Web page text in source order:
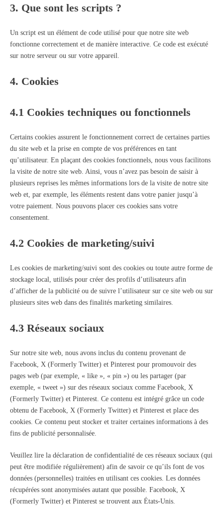
3. Que sont les scripts ?
Un script est un élément de code utilisé pour que notre site web
fonctionne correctement et de manière interactive. Ce code est exécuté
sur notre serveur ou sur votre appareil.
4. Cookies
4.1 Cookies techniques ou fonctionnels
Certains cookies assurent le fonctionnement correct de certaines parties
du site web et la prise en compte de vos préférences en tant
qu’utilisateur. En plaçant des cookies fonctionnels, nous vous facilitons
la visite de notre site web. Ainsi, vous n’avez pas besoin de saisir à
plusieurs reprises les mêmes informations lors de la visite de notre site
web et, par exemple, les éléments restent dans votre panier jusqu’à
votre paiement. Nous pouvons placer ces cookies sans votre
consentement.
4.2 Cookies de marketing/suivi
Les cookies de marketing/suivi sont des cookies ou toute autre forme de
stockage local, utilisés pour créer des profils d’utilisateurs afin
d’afficher de la publicité ou de suivre l’utilisateur sur ce site web ou sur
plusieurs sites web dans des finalités marketing similaires.
4.3 Réseaux sociaux
Sur notre site web, nous avons inclus du contenu provenant de
Facebook, X (Formerly Twitter) et Pinterest pour promouvoir des
pages web (par exemple, « like », « pin ») ou les partager (par
exemple, « tweet ») sur des réseaux sociaux comme Facebook, X
(Formerly Twitter) et Pinterest. Ce contenu est intégré grâce un code
obtenu de Facebook, X (Formerly Twitter) et Pinterest et place des
cookies. Ce contenu peut stocker et traiter certaines informations à des
fins de publicité personnalisée.
Veuillez lire la déclaration de confidentialité de ces réseaux sociaux (qui
peut être modifiée régulièrement) afin de savoir ce qu’ils font de vos
données (personnelles) traitées en utilisant ces cookies. Les données
récupérées sont anonymisées autant que possible. Facebook, X
(Formerly Twitter) et Pinterest se trouvent aux États-Unis.